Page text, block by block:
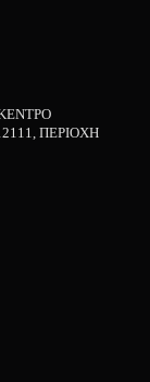
ΠΕΡΙΟΧΗ